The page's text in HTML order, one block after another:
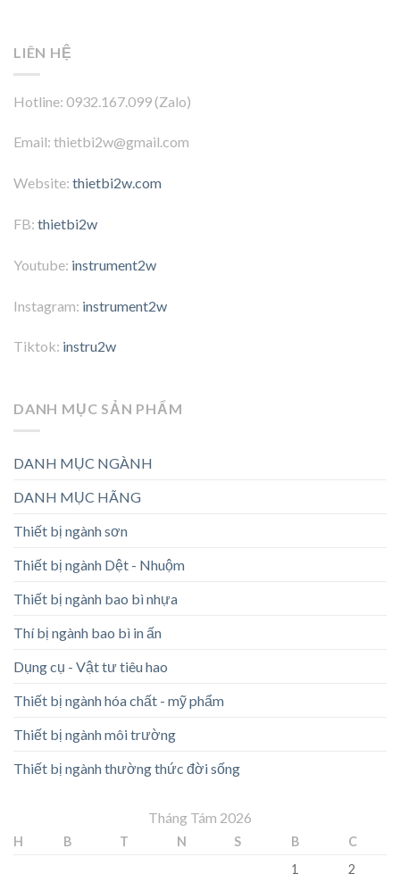
LIÊN HỆ
Hotline: 0932.167.099 (Zalo)
Email: thietbi2w@gmail.com
Website: thietbi2w.com
FB: thietbi2w
Youtube: instrument2w
Instagram: instrument2w
Tiktok: instru2w
DANH MỤC SẢN PHẨM
DANH MỤC NGÀNH
DANH MỤC HÃNG
Thiết bị ngành sơn
Thiết bị ngành Dệt - Nhuộm
Thiết bị ngành bao bì nhựa
Thí bị ngành bao bì in ấn
Dụng cụ - Vật tư tiêu hao
Thiết bị ngành hóa chất - mỹ phẩm
Thiết bị ngành môi trường
Thiết bị ngành thường thức đời sống
Tháng Tám 2026
H B T N S B
C
1
2